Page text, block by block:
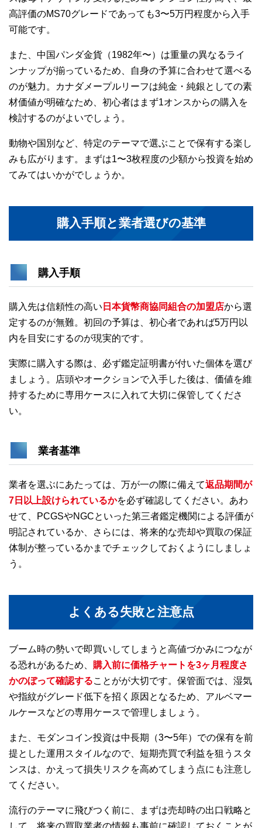
高評価のMS70グレードであっても3〜5万円程度から入手
可能です。
また、中国パンダ金貨（1982年〜）は重量の異なるライ
ンナップが揃っているため、自身の予算に合わせて選べる
のが魅力。カナダメープルリーフは純金・純銀としての素
材価値が明確なため、初心者はまず1オンスからの購入を
検討するのがよいでしょう。
動物や国別など、特定のテーマで選ぶことで保有する楽し
みも広がります。まずは1〜3枚程度の少額から投資を始め
てみてはいかがでしょうか。
購入手順と業者選びの基準
購入手順
購入先は信頼性の高い 日本貨幣商協同組合の加盟店から選
定するのが無難。初回の予算は、初心者であれば5万円以
内を目安にするのが現実的です。
実際に購入する際は、必ず鑑定証明書が付いた個体を選び
ましょう。店頭やオークションで入手した後は、価値を維
持するために専用ケースに入れて大切に保管してくださ
い。
業者基準
業者を選ぶにあたっては、万が一の際に備えて返品期間が
7日以上設けられているかを必ず確認してください。あわ
せて、PCGSやNGCといった第三者鑑定機関による評価が
明記されているか、さらには、将来的な売却や買取の保証
体制が整っているかまでチェックしておくようにしましょ
う。
よくある失敗と注意点
ブーム時の勢いで即買いしてしまうと高値づかみにつなが
る恐れがあるため、 購入前に価格チャートを3ヶ月程度さ
かのぼって確認することがが大切です。保管面では、湿気
や指紋がグレード低下を招く原因となるため、アルベマー
ルケースなどの専用ケースで管理しましょう。
また、モダンコイン投資は中長期（3〜5年）での保有を前
提とした運用スタイルなので、短期売買で利益を狙うスタ
ンスは、かえって損失リスクを高めてしまう点にも注意し
てください。
流行のテーマに飛びつく前に、まずは売却時の出口戦略と
して、将来の買取業者の情報も事前に確認しておくことが